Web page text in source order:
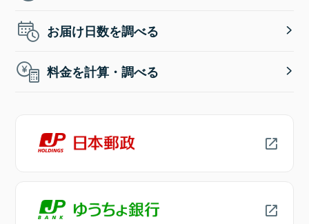
お届け日数を調べる
料金を計算・調べる